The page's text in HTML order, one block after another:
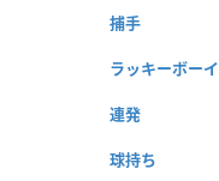
捕手
ラッキーボーイ
連発
球持ち